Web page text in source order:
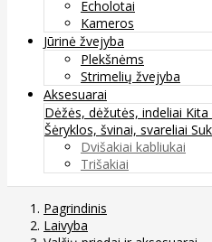
Echolotai
Kameros
Jūrinė žvejyba
Plekšnėms
Strimelių žvejyba
Aksesuarai
Dėžės, dėžutės, indeliai Kita
Šėryklos, švinai, svareliai
Dvišakiai kabliukai
Trišakiai
Pagrindinis
Laivyba